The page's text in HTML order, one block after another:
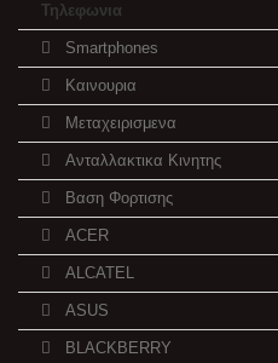
Τηλεφωνια
Smartphones
Καινουρια
Μεταχειρισμενα
Ανταλλακτικα Κινητης
Βαση Φορτισης
ACER
ALCATEL
ASUS
BLACKBERRY